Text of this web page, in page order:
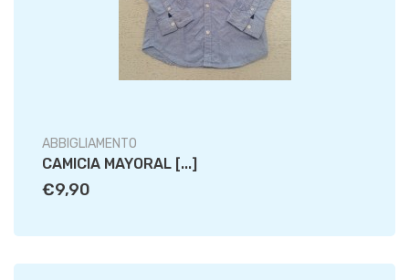
ABBIGLIAMENTO
CAMICIA MAYORAL [...]
€9,90